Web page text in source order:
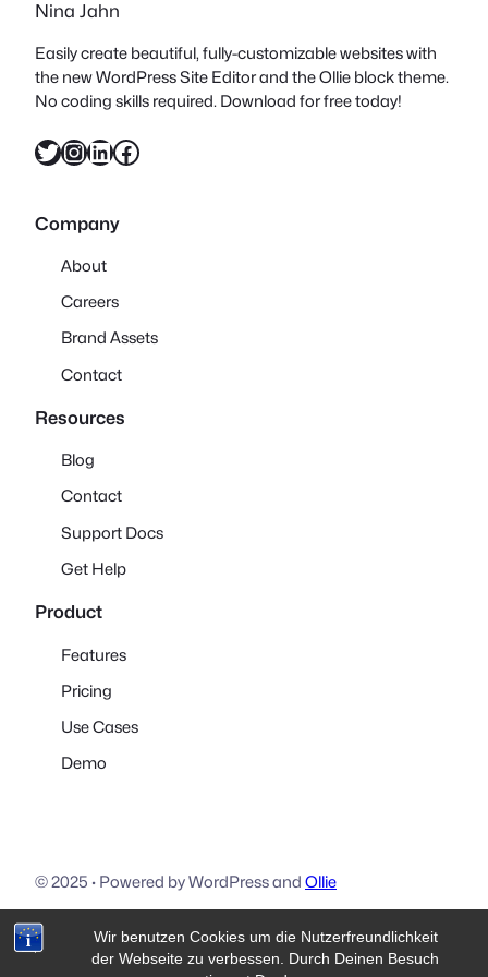
Wir benutzen Cookies um die Nutzerfreundlichkeit
der Webseite zu verbessen. Durch Deinen Besuch
spürbarer Nachhaltigkeit.…
Nina Jahn
Easily create beautiful, fully-customizable websites with
the new WordPress Site Editor and the Ollie block theme.
No coding skills required. Download for free today!
Twitter InstagramLinkedIn Facebook
Company
About
Careers
Brand Assets
Contact
Resources
Blog
Contact
Support Docs
Get Help
Product
Features
Pricing
Use Cases
Demo
© 2025 · Powered by WordPress and Ollie
DownloadVisit OllieVisit Mike